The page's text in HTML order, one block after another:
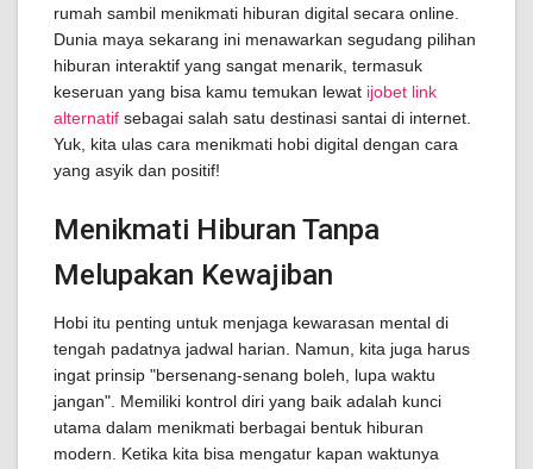
rumah sambil menikmati hiburan digital secara online.
Dunia maya sekarang ini menawarkan segudang pilihan
hiburan interaktif yang sangat menarik, termasuk
keseruan yang bisa kamu temukan lewat ijobet link
alternatif sebagai salah satu destinasi santai di internet.
Yuk, kita ulas cara menikmati hobi digital dengan cara
yang asyik dan positif!
Menikmati Hiburan Tanpa
Melupakan Kewajiban
Hobi itu penting untuk menjaga kewarasan mental di
tengah padatnya jadwal harian. Namun, kita juga harus
ingat prinsip "bersenang-senang boleh, lupa waktu
jangan". Memiliki kontrol diri yang baik adalah kunci
utama dalam menikmati berbagai bentuk hiburan
modern. Ketika kita bisa mengatur kapan waktunya